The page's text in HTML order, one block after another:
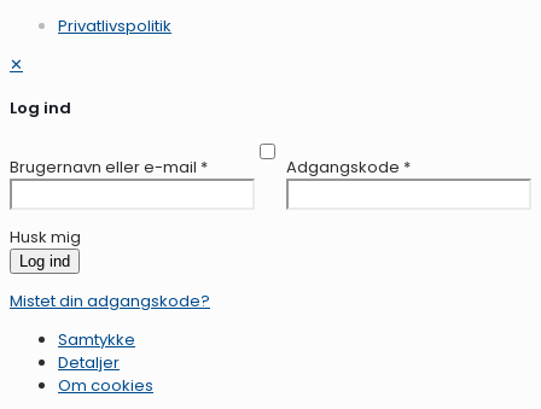
Privatlivspolitik
✕
Log ind
Brugernavn eller e-mail * Adgangskode *
Husk mig
Log ind
Mistet din adgangskode?
Samtykke
Detaljer
Om cookies